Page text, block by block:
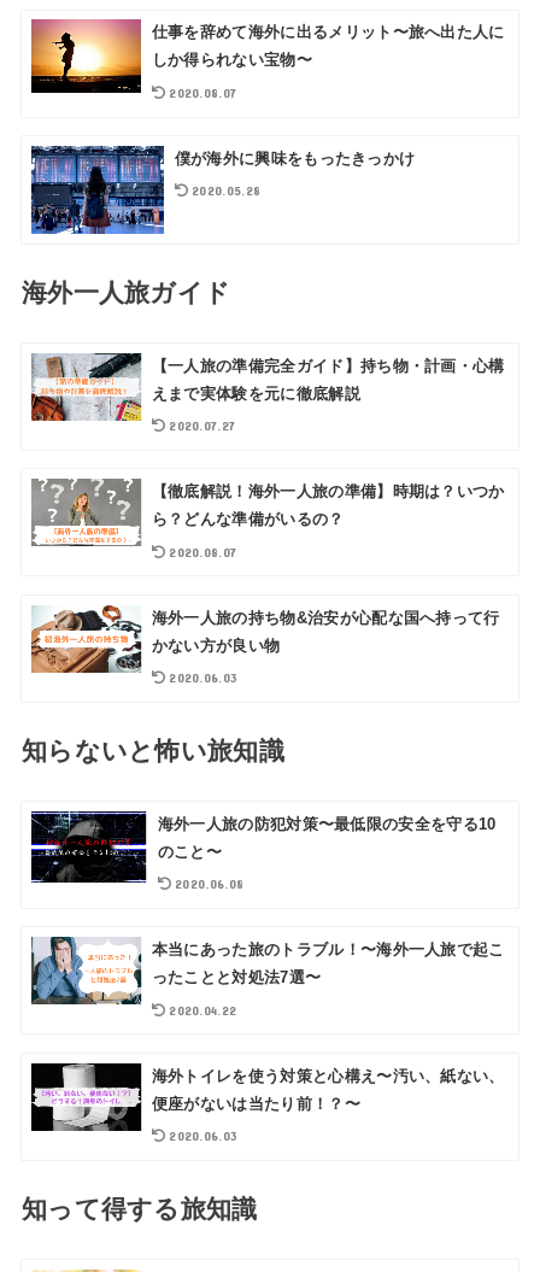
仕事を辞めて海外に出るメリット〜旅へ出た人に
しか得られない宝物〜
2020.08.07
僕が海外に興味をもったきっかけ
2020.05.28
海外一人旅ガイド
【一人旅の準備完全ガイド】持ち物・計画・心構
えまで実体験を元に徹底解説
2020.07.27
【徹底解説！海外一人旅の準備】時期は？いつか
ら？どんな準備がいるの？
2020.08.07
海外一人旅の持ち物&治安が心配な国へ持って行
かない方が良い物
2020.06.03
知らないと怖い旅知識
海外一人旅の防犯対策〜最低限の安全を守る10
のこと〜
2020.06.08
本当にあった旅のトラブル！〜海外一人旅で起こ
ったことと対処法7選〜
2020.04.22
海外トイレを使う対策と心構え〜汚い、紙ない、
便座がないは当たり前！？〜
2020.06.03
知って得する旅知識